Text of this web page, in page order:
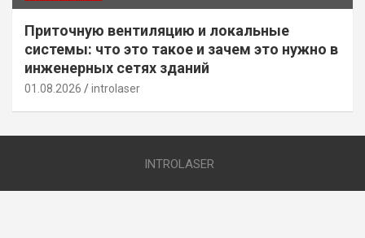
Приточную вентиляцию и локальные
системы: что это такое и зачем это нужно в
инженерных сетях зданий
01.08.2026 introlaser
INTROLASER